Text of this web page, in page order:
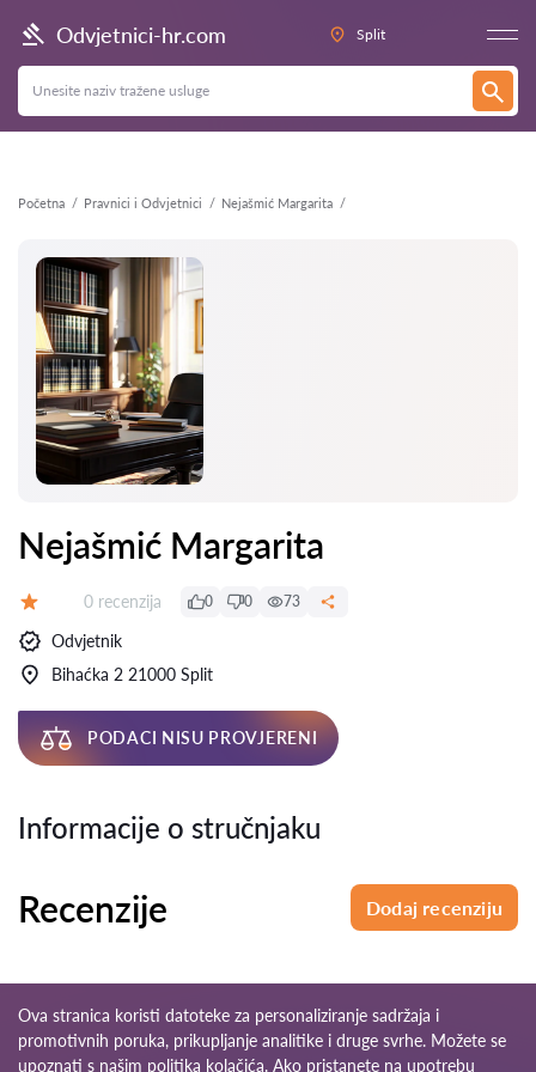
Odvjetnici-hr.com Split
Početna Pravnici i Odvjetnici Nejašmić Margarita
Natrag
Nejašmić Margarita
Recenzija:
0 recenzija 0 0 73
Odvjetnik
Bihaćka 2 21000 Split
PODACI NISU PROVJERENI
Informacije o stručnjaku
Recenzije Dodaj recenziju
Ova stranica koristi datoteke za personaliziranje sadržaja i
promotivnih poruka, prikupljanje analitike i druge svrhe. Možete se
upoznati s našim politika kolačića. Ako pristanete na upotrebu